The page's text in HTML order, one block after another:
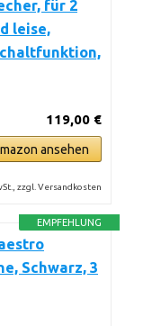
für 2
leise,
119,00 €
ansehen
zzgl. Versandkosten
EMPFEHLUNG
Schwarz, 3